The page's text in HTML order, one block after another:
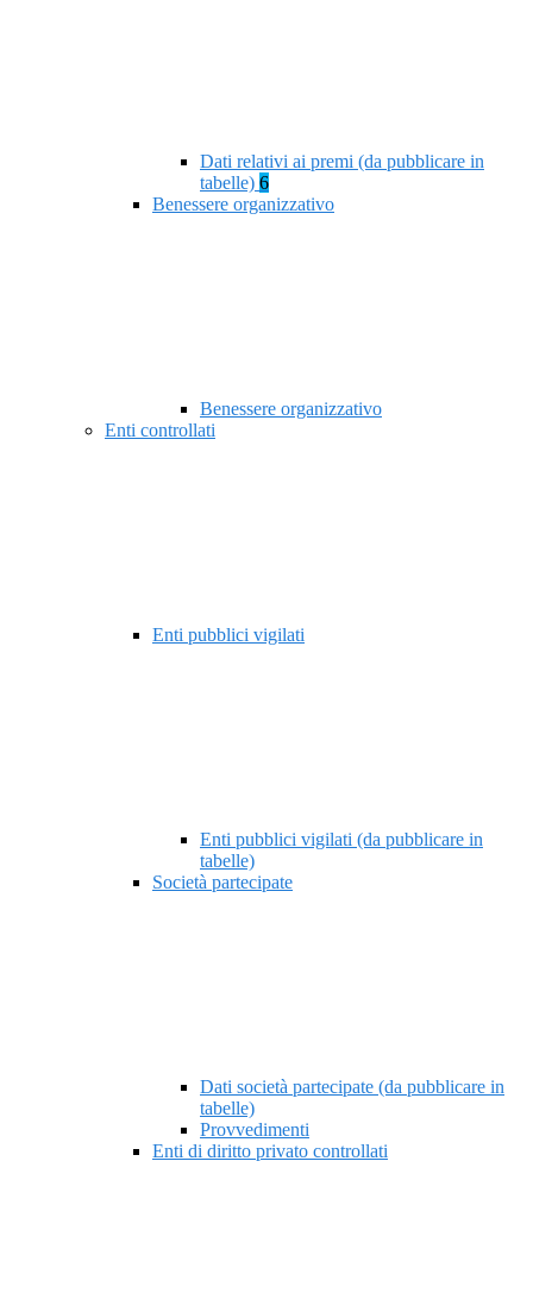
Dati relativi ai premi (da pubblicare in
tabelle) 6
Benessere organizzativo
Benessere organizzativo
Enti controllati
Enti pubblici vigilati
Enti pubblici vigilati (da pubblicare in
tabelle)
Società partecipate
Dati società partecipate (da pubblicare in
tabelle)
Provvedimenti
Enti di diritto privato controllati